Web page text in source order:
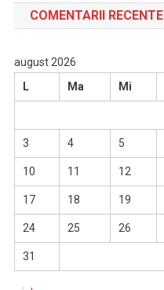
COMENTARII RECENTE
august 2026
L
Ma Mi
3 4 5
10 11 12
17 18 19
24 25 26
31